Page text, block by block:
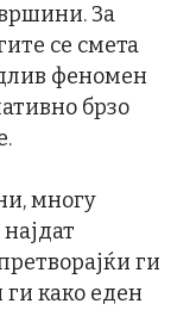
За
се смета
феномен
брзо
многу
ги
ги како еден